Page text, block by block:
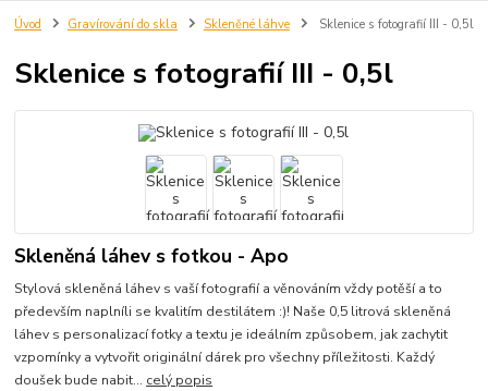
Úvod Gravírování do skla Skleněné láhve Sklenice s fotografií III - 0,5l
Sklenice s fotografií III - 0,5l
Skleněná láhev s fotkou - Apo
Stylová skleněná láhev s vaší fotografií a věnováním vždy potěší a to
především naplníli se kvalitím destilátem :)! Naše 0,5 litrová skleněná
láhev s personalizací fotky a textu je ideálním způsobem, jak zachytit
vzpomínky a vytvořit originální dárek pro všechny příležitosti. Každý
doušek bude nabit... celý popis